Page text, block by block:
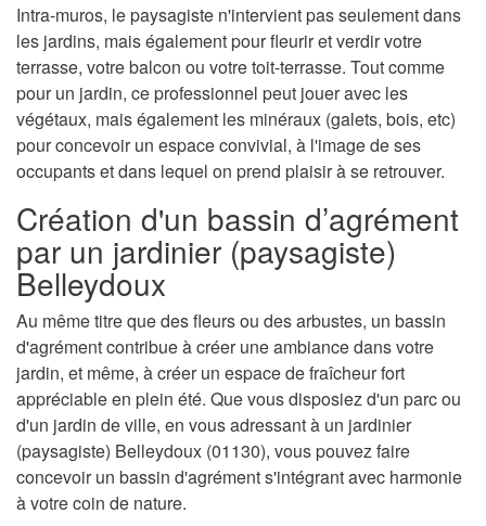
Intra-muros, le paysagiste n'intervient pas seulement dans
les jardins, mais également pour fleurir et verdir votre
terrasse, votre balcon ou votre toit-terrasse. Tout comme
pour un jardin, ce professionnel peut jouer avec les
végétaux, mais également les minéraux (galets, bois, etc)
pour concevoir un espace convivial, à l'image de ses
occupants et dans lequel on prend plaisir à se retrouver.
Création d'un bassin d’agrément
par un jardinier (paysagiste)
Belleydoux
Au même titre que des fleurs ou des arbustes, un bassin
d'agrément contribue à créer une ambiance dans votre
jardin, et même, à créer un espace de fraîcheur fort
appréciable en plein été. Que vous disposiez d'un parc ou
d'un jardin de ville, en vous adressant à un jardinier
(paysagiste) Belleydoux (01130), vous pouvez faire
concevoir un bassin d'agrément s'intégrant avec harmonie
à votre coin de nature.